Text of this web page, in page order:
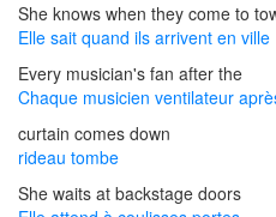
She knows when they come to
Elle sait quand ils arrivent en ville
Every musician's fan after the
Chaque musicien ventilateur
curtain comes down
rideau tombe
She waits at backstage doors